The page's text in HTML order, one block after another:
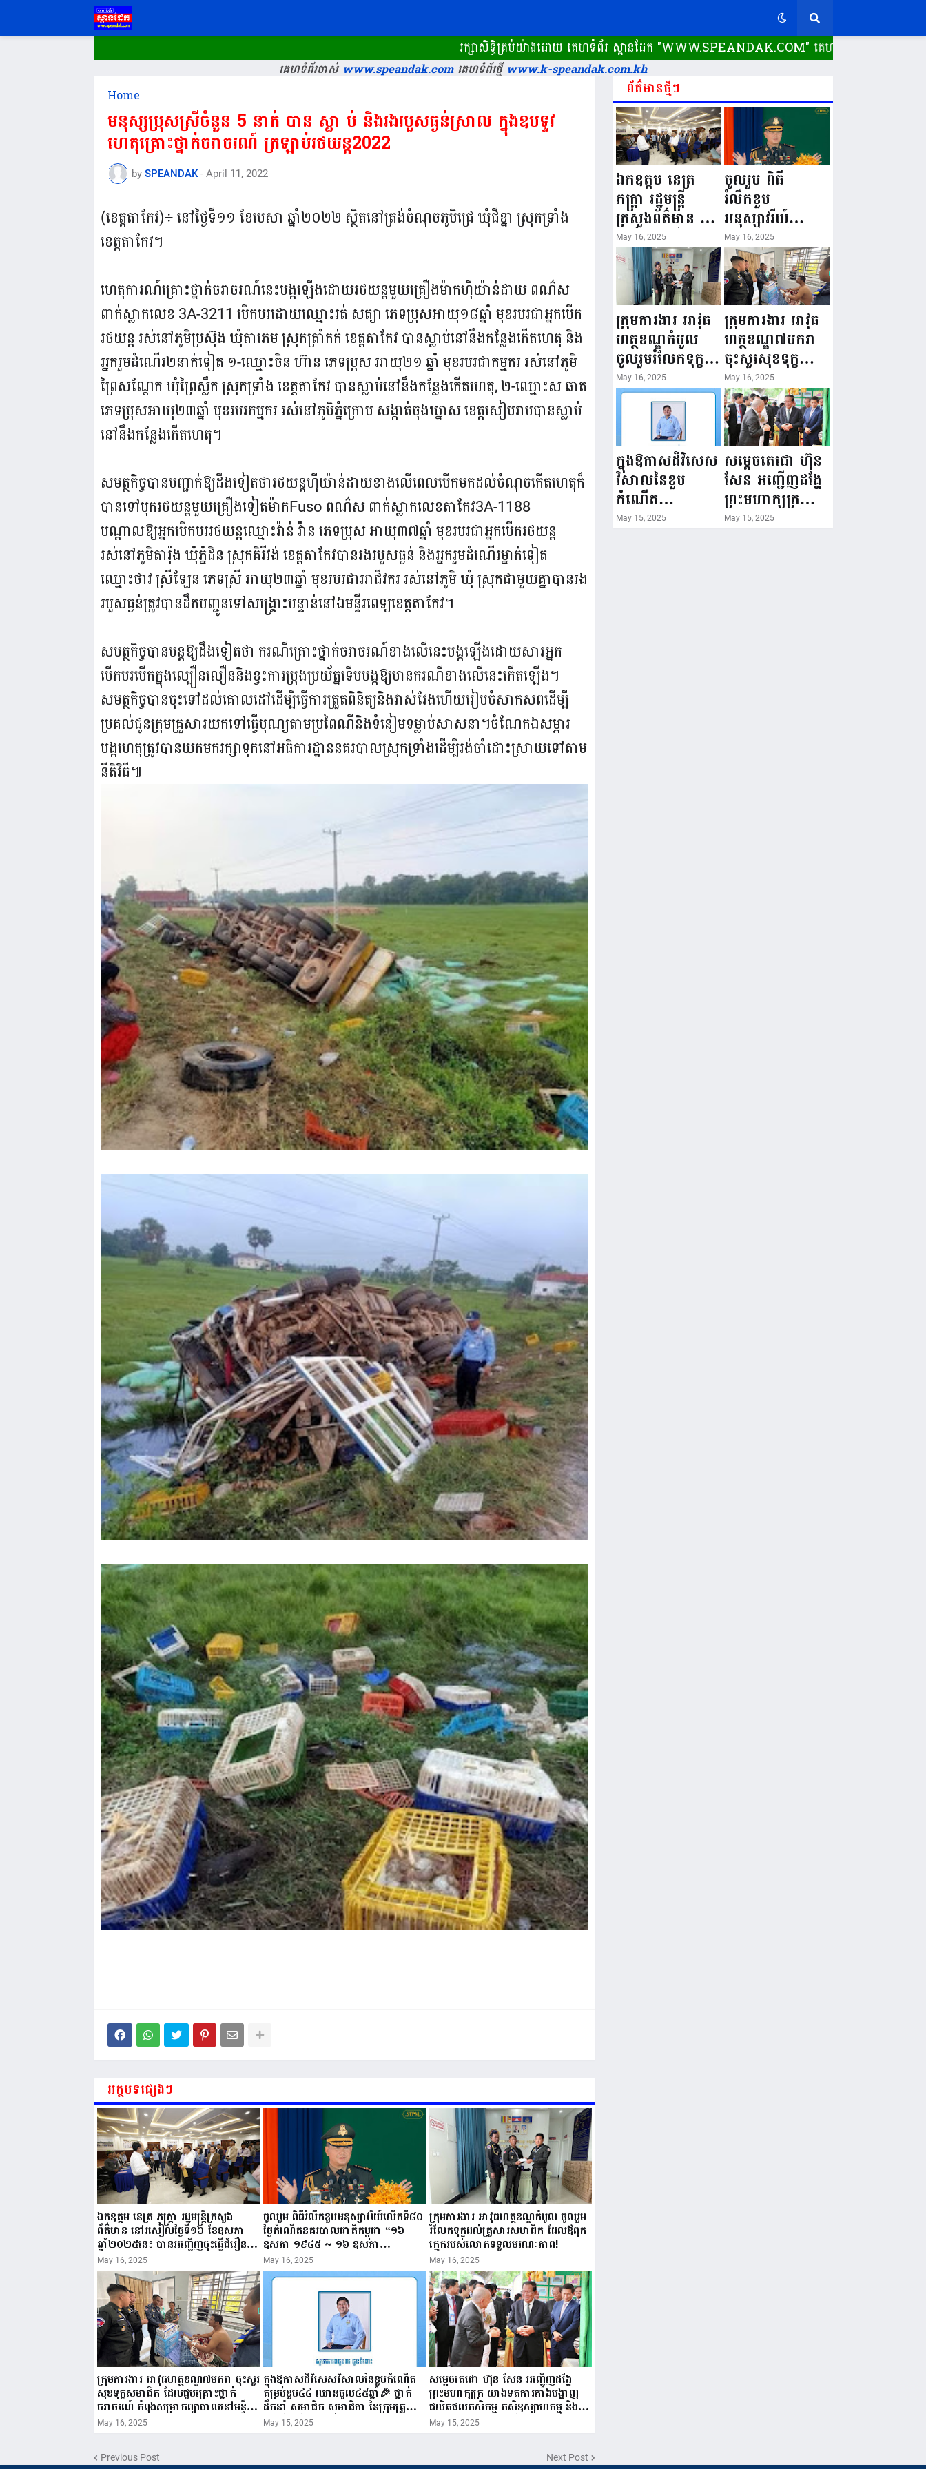
រក្សាសិទ្ធិគ្រប់យ៉ាងដោយ គេហទំព័រ ស្ពានដែក​ "WWW.SPEANDAK.COM" គេហទំព័រ ស្ពានដែក ដំណ
គេហទំព័រចាស់www.speandak.comគេហទំព័រថ្មីwww.k-speandak.com.kh
Home
មនុស្សប្រុសស្រីចំនួន 5 នាក់ បាន ស្លា ប់ និងរងរបួសធ្ងន់ស្រាល ក្នុងឧបទ្ទវ
ហេតុគ្រោះថ្នាក់ចរាចរណ៍ ក្រឡាប់រថយន្ត2022
by SPEANDAK - April 11, 2022
(ខេត្តតាកែវ)÷ នៅថ្ងៃទី១១ ខែមេសា ឆ្នាំ២០២២ ស្ថិតនៅត្រង់ចំណុចភូមិជ្រេ ឃុំជីខ្នា ស្រុកទ្រាំង
ខេត្តតាកែវ។
ហេតុការណ៍គ្រោះថ្នាក់ចរាចរណ៍នេះបង្កឡើងដោយរថយន្តមួយគ្រឿងម៉ាកហុីយ៉ាន់ដាយ ពណ៌ស
ពាក់ស្លាកលេខ 3A-3211 បើកបរដោយឈ្មោះរត់ សត្យា ភេទប្រុសអាយុ១៨ឆ្នាំ មុខរបរជាអ្នកបើក
រថយន្ត រស់នៅភូមិប្រស៊ុង ឃុំតាភេម ស្រុកត្រាំកក់ ខេត្តតាកែវ បានស្លាប់នៅនឹងកន្លែងកើតហេតុ និង
អ្នករួមដំណើរ២នាក់ទៀត ១-ឈ្មោះចិន ហ៊ាន ភេទប្រុស អាយុ២១ ឆ្នាំ មុខរបរជាកម្មករ រស់នៅភូមិ
ព្រៃសណ្ដែក ឃុំព្រៃស្លឹក ស្រុកទ្រាំង ខេត្តតាកែវ បានស្លាប់នៅនឹងកន្លែងកើតហេតុ, ២-ឈ្មោះស ឆាត
ភេទប្រុសអាយុ២៣ឆ្នាំ មុខរបរកម្មករ រស់នៅភូមិភ្នំក្រោម សង្កាត់ចុងឃ្នាស ខេត្តសៀមរាបបានស្លាប់
នៅនឹងកន្លែងកើតហេតុ។
សមត្ថកិច្ចបានបញ្ជាក់ឱ្យដឹងទៀតថារថយន្តហុីយ៉ាន់ដាយខាងលើពេលបើកមកដល់ចំណុចកើតហេតុក៏
បានទៅបុករថយន្តមួយគ្រឿងទៀតម៉ាកFuso ពណ៌ស ពាក់ស្លាកលេខតាកែវ3A-1188
បណ្ដាលឱ្យអ្នកបើកបររថយន្តឈ្មោះវ៉ាន់ វ៉ាន ភេទប្រុស អាយុ៣៧ឆ្នាំ មុខរបរជាអ្នកបើករថយន្ដ
រស់នៅភូមិតារ៉ុង ឃុំភ្នំដិន ស្រុកគិរីវង់ ខេត្តតាកែវបានរងរបួសធ្ងន់ និងអ្នករួមដំណើរម្នាក់ទៀត
ឈ្មោះថាវ ស្រីឡែន ភេទស្រី អាយុ២៣ឆ្នាំ មុខរបរជាអាជីវករ រស់នៅភូមិ ឃុំ ស្រុកជាមួយគ្នាបានរង
របួសធ្ងន់ត្រូវបានដឹកបញ្ជូនទៅសង្គ្រោះបន្ទាន់នៅឯមន្ទីរពេទ្យខេត្តតាកែវ។
សមត្ថកិច្ចបានបន្តឱ្យដឹងទៀតថា ករណីគ្រោះថ្នាក់ចរាចរណ៍ខាងលើនេះបង្កឡើងដោយសារអ្នក
បើកបរបើកក្នុងល្បឿនលឿននិងខ្វះការប្រុងប្រយ័ត្នទើបបង្កឱ្យមានករណីខាងលើនេះកើតឡើង។
សមត្ថកិច្ចបានចុះទៅដល់គោលដៅដើម្បីធ្វើការត្រួតពិនិត្យនិងវាស់វែងហើយរៀបចំសាកសពដើម្បី
ប្រគល់ជូនក្រុមគ្រួសារយកទៅធ្វើបុណ្យតាមប្រពៃណីនិងទំនៀមទម្លាប់សាសនា។ចំណែកឯសម្ភារ
បង្កហេតុត្រូវបានយកមករក្សាទុកនៅអធិការដ្ឋាននគរបាលស្រុកទ្រាំងដើម្បីរង់ចាំដោះស្រាយទៅតាម
នីតិវិធី៕
អត្ថបទផ្សេងៗ
ឯកឧត្តម នេត្រ ភក្ត្រា រដ្ឋមន្ត្រីក្រសួង
ព័ត៌មាន នៅរសៀលថ្ងៃទី១៦ ខែឧសភា
ឆ្នាំ២០២៥នេះ បានអញ្ជើញចុះធ្វើជំរឿន
ថ្នាក់ដឹកនាំមន្ត្រីរាជការស៉ីវិល នៃក្រសួង
ព័ត៌មាន...
May 16, 2025
ចូលរួម ពិធីរំលឹកខួបអនុស្សាវរីយ៍លើកទី៨០
ថ្ងៃកំណើតនគរបាលជាតិកម្ពុជា “១៦
ឧសភា ១៩៤៥ ~ ១៦ ឧសភា
២០២៥”...
May 16, 2025
ក្រុមការងារ អាវុធហត្ថខណ្ឌកំបូល ចូលរួម
រំលែកទុក្ខដល់គ្រួសារសមាជិក ដែលឪពុក
ក្មេករបស់លោកទទួលមរណៈភាព!
May 16, 2025
ក្រុមការងារ អាវុធហត្ថខណ្ឌ៧មករា ចុះសួរ
សុខទុក្ខសមាជិក ដែលជួបគ្រោះថ្នាក់
ចរាចរណ៍ កំពុងសម្រាកព្យាបាលនៅមន្ទីរ
ពេទ្យ!
May 16, 2025
ក្នុងឱកាសដ៏វិសេសវិសាលនៃខួបកំណើត
គម្រប់ខួប៤៤ ឈានចូល៤៥ឆ្នាំ🎉 ថ្នាក់
ដឹកនាំ សមាជិក សមាជិកា នៃក្រុមគ្រួសារ
កម្មវិធីអាជីវកម្មចល័ត និងកម្មករសំណង់
យុវជនកម្ពុជា រាធានីភ្នំពេញ សូមទទួល
May 15, 2025
សម្តេចតេជោ ហ៊ុន សែន អញ្ជើញដង្ហែ
ព្រះមហាក្សត្រ យាងទតការតាំងបង្ហាញ
ផលិតផលកសិកម្ម កសិឧស្សាហកម្ម និង
សិប្បកម្ម ក្នុងព្រះរាជពិធីច្រត់ព្រះនង្គ័ល...
May 15, 2025
Previous Post Next Post
ព័ត៌មានថ្មីៗ
ឯកឧត្តម នេត្រ
ភក្ត្រា រដ្ឋមន្ត្រី
ក្រសួងព័ត៌មាន នៅ
រសៀលថ្ងៃទី១៦ ខែ
ឧសភា
ឆ្នាំ២០២៥នេះ
បានអញ្ជើញចុះធ្វើ
ជំរឿនថ្នាក់ដឹកនាំ
មន្ត្រីរាជការស៉ីវិល
នៃក្រសួងព័ត៌មាន...
May 16, 2025
ចូលរួម ពិធី
រំលឹកខួប
អនុស្សាវរីយ៍
លើកទី៨០ ថ្ងៃ
កំណើតនគរបាល
ជាតិកម្ពុជា “១៦
ឧសភា ១៩៤៥ ~
១៦ ឧសភា
២០២៥”...
May 16, 2025
ក្រុមការងារ អាវុធ
ហត្ថខណ្ឌកំបូល
ចូលរួមរំលែកទុក្ខ
ដល់គ្រួសារ
សមាជិក ដែល
ឪពុកក្មេករបស់
លោកទទួលមរណៈ
ភាព!
May 16, 2025
ក្រុមការងារ អាវុធ
ហត្ថខណ្ឌ៧មករា
ចុះសួរសុខទុក្ខ
សមាជិក ដែលជួប
គ្រោះថ្នាក់
ចរាចរណ៍ កំពុង
សម្រាកព្យាបាល
នៅមន្ទីរពេទ្យ!
May 16, 2025
ក្នុងឱកាសដ៏វិសេស
វិសាលនៃខួប
កំណើត
គម្រប់ខួប៤៤
May 15, 2025
សម្តេចតេជោ ហ៊ុន
សែន អញ្ជើញដង្ហែ
ព្រះមហាក្សត្រ
យាងទតការតាំង
May 15, 2025